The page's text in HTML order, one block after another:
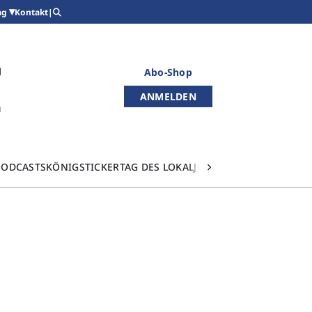
Kontakt|
Abo-Shop
ANMELDEN
KÖNIGSTICKERTAG DES LOKALJOURNALISMUS